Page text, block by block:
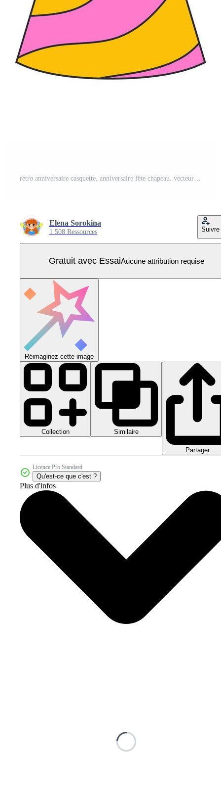
rétro anniversaire casquette. anniversaire fête chapeau. vecteur isolé illustration. Vecteur Pro
Elena Sorokina
1 508 Ressources Suivre
Gratuit avec EssaiAucune attribution requise
Réimaginez cette image
Collection Similaire
Partager
Licence Pro Standard
Qu'est-ce que c'est ?
Plus d'infos